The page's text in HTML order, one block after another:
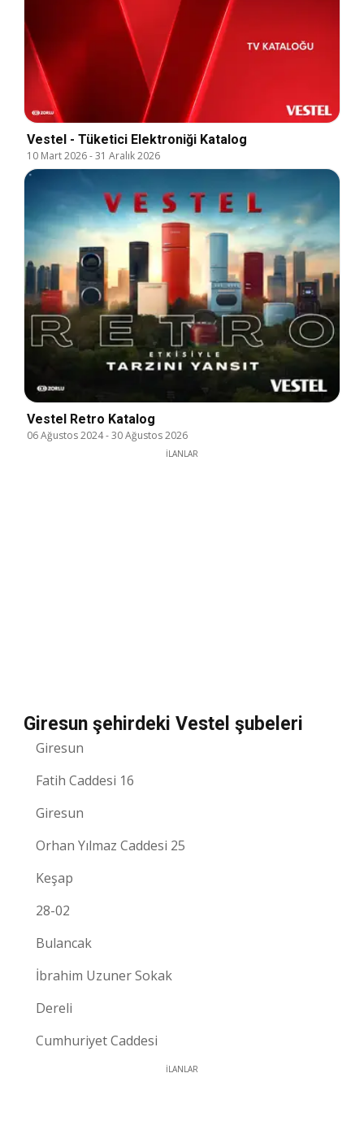
Vestel - Tüketici Elektroniği Katalog
10 Mart 2026-31 Aralık 2026
Vestel Retro Katalog
06 Ağustos 2024-30 Ağustos 2026
İLANLAR
Giresun şehirdeki Vestel şubeleri
Giresun
Fatih Caddesi 16
Giresun
Orhan Yılmaz Caddesi 25
Keşap
28-02
Bulancak
İbrahim Uzuner Sokak
Dereli
Cumhuriyet Caddesi
İLANLAR